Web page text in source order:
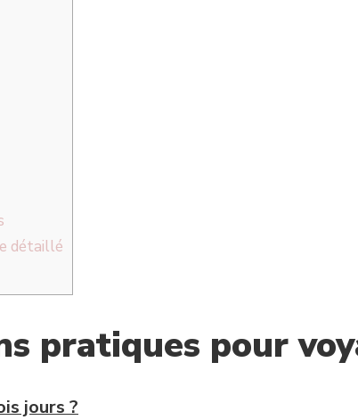
détaillé
pratiques pour
jours ?